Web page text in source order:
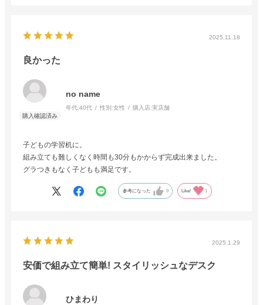
2025.11.18
良かった
no name
年代:40代 性別:女性 購入店:実店舗
子どもの学習机に。
組み立ても難しくなく時間も30分もかからず完成出来ました。
グラつきもなく子どもも満足です。
参考になった 0 Like! 1
2025.1.29
安価で組み立て簡単! スタイリッシュなデスク
ひまわり